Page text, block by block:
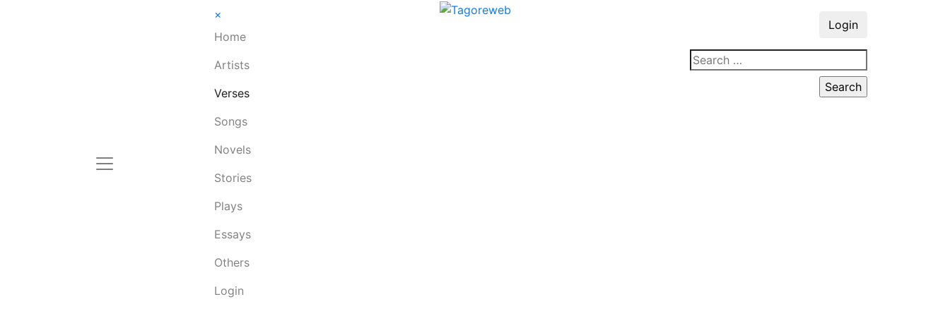
×
Home
Artists
Verses
Songs
Novels
Stories
Plays
Essays
Others
Login
Login